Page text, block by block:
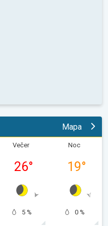
Mapa
Večer
26°
5 %
Noc
19°
0 %